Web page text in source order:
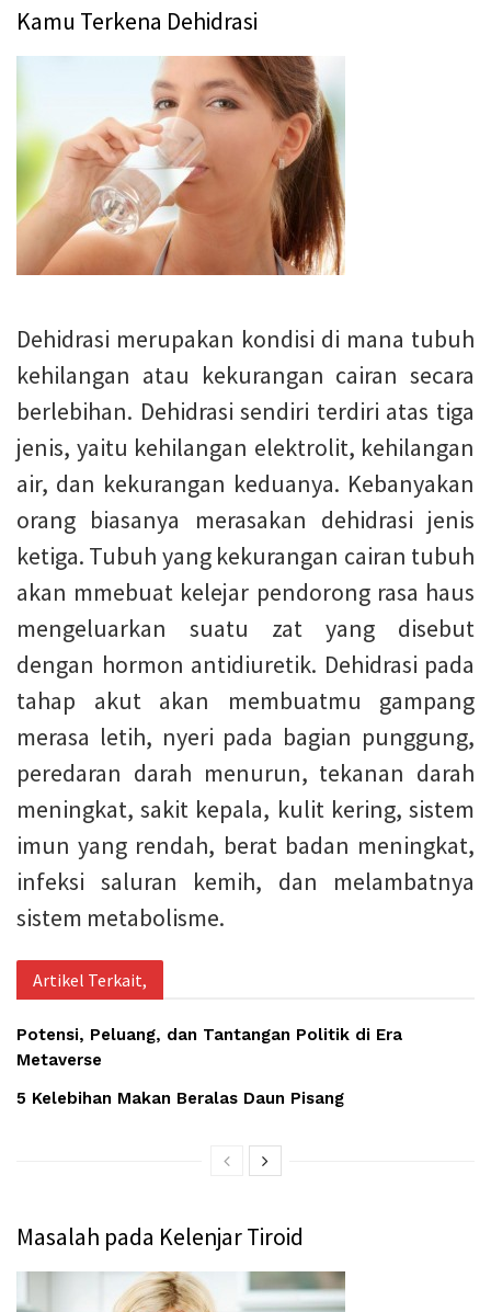
Kamu Terkena Dehidrasi
Dehidrasi merupakan kondisi di mana tubuh
kehilangan atau kekurangan cairan secara
berlebihan. Dehidrasi sendiri terdiri atas tiga
jenis, yaitu kehilangan elektrolit, kehilangan
air, dan kekurangan keduanya. Kebanyakan
orang biasanya merasakan dehidrasi jenis
ketiga. Tubuh yang kekurangan cairan tubuh
akan mmebuat kelejar pendorong rasa haus
mengeluarkan suatu zat yang disebut
dengan hormon antidiuretik. Dehidrasi pada
tahap akut akan membuatmu gampang
merasa letih, nyeri pada bagian punggung,
peredaran darah menurun, tekanan darah
meningkat, sakit kepala, kulit kering, sistem
imun yang rendah, berat badan meningkat,
infeksi saluran kemih, dan melambatnya
sistem metabolisme.
Artikel Terkait,
Potensi, Peluang, dan Tantangan Politik di Era
Metaverse
5 Kelebihan Makan Beralas Daun Pisang
Masalah pada Kelenjar Tiroid